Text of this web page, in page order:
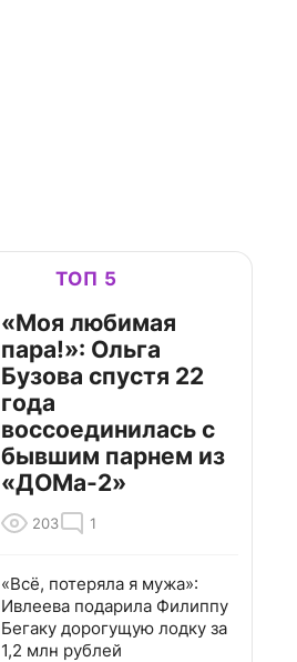
ТОП 5
«Моя любимая
пара!»: Ольга
Бузова спустя 22
года
воссоединилась с
бывшим парнем из
«ДОМа-2»
203 1
«Всё, потеряла я мужа»:
Ивлеева подарила Филиппу
Бегаку дорогущую лодку за
1,2 млн рублей